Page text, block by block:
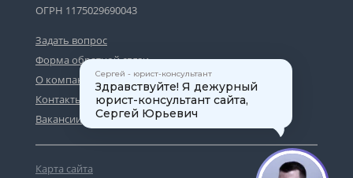
ОГРН 1175029690043
Задать вопрос
Форма обратной связи
О компании
Контакты
Вакансии
Карта сайта 1
Сергей - юрист-консультант
Здравствуйте! Я дежурный
юрист-консультант сайта,
Сергей Юрьевич